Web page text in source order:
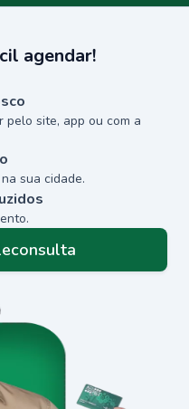
agendar!
pelo site, app ou com a
sua cidade.